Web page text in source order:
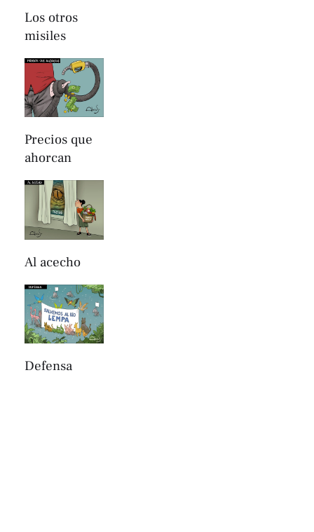
Los otros
misiles
Precios que
ahorcan
Al acecho
Defensa